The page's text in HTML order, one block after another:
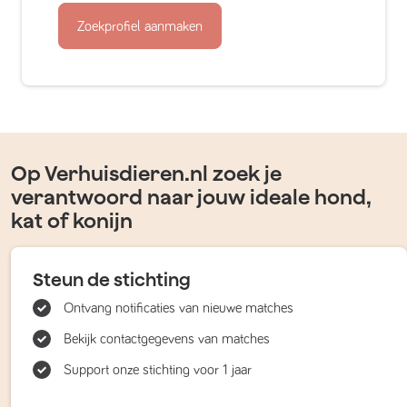
Zoekprofiel aanmaken
Op Verhuisdieren.nl zoek je
verantwoord naar jouw ideale hond,
kat of konijn
Steun de stichting
Ontvang notificaties van nieuwe matches
Bekijk contactgegevens van matches
Support onze stichting voor 1 jaar